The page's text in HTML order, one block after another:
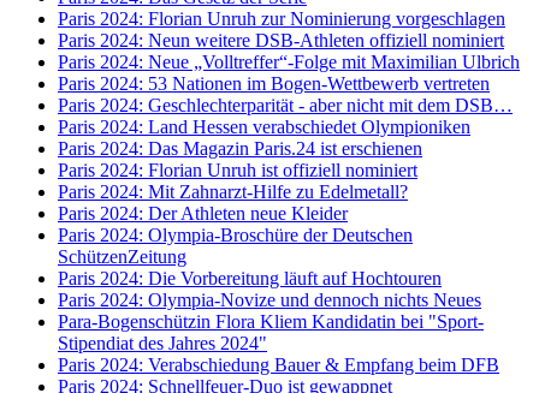
Paris 2024: Florian Unruh zur Nominierung vorgeschlagen
Paris 2024: Neun weitere DSB-Athleten offiziell nominiert
Paris 2024: Neue „Volltreffer“-Folge mit Maximilian Ulbrich
Paris 2024: 53 Nationen im Bogen-Wettbewerb vertreten
Paris 2024: Geschlechterparität - aber nicht mit dem DSB…
Paris 2024: Land Hessen verabschiedet Olympioniken
Paris 2024: Das Magazin Paris.24 ist erschienen
Paris 2024: Florian Unruh ist offiziell nominiert
Paris 2024: Mit Zahnarzt-Hilfe zu Edelmetall?
Paris 2024: Der Athleten neue Kleider
Paris 2024: Olympia-Broschüre der Deutschen
SchützenZeitung
Paris 2024: Die Vorbereitung läuft auf Hochtouren
Paris 2024: Olympia-Novize und dennoch nichts Neues
Para-Bogenschützin Flora Kliem Kandidatin bei "Sport-
Stipendiat des Jahres 2024"
Paris 2024: Verabschiedung Bauer & Empfang beim DFB
Paris 2024: Schnellfeuer-Duo ist gewappnet